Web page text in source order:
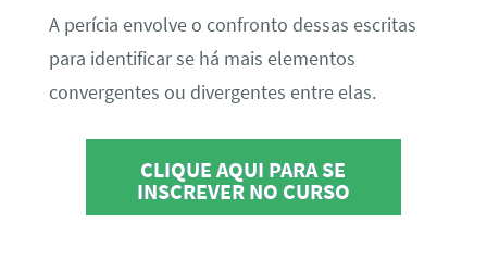
A perícia envolve o confronto dessas escritas
para identificar se há mais elementos
convergentes ou divergentes entre elas.
CLIQUE AQUI PARA SE
INSCREVER NO CURSO